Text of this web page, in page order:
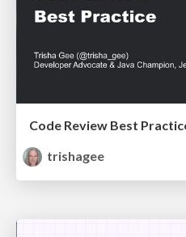
Code Review Best
trishagee